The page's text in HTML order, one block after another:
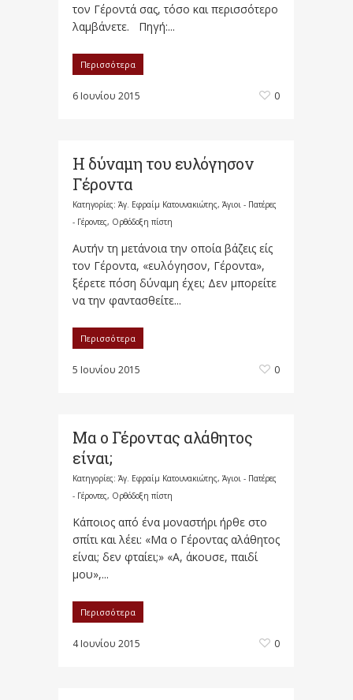
τον Γέροντά σας, τόσο και περισσότερο
λαμβάνετε. Πηγή:...
Περισσότερα
6 Ιουνίου 2015 0
Η δύναμη του ευλόγησον
Γέροντα
Κατηγορίες: Άγ. Εφραίμ Κατουνακιώτης, Άγιοι - Πατέρες
- Γέροντες, Ορθόδοξη πίστη
Αυτήν τη μετάνοια την οποία βάζεις είς
τον Γέροντα, «ευλόγησον, Γέροντα»,
ξέρετε πόση δύναμη έχει; Δεν μπορείτε
να την φαντασθείτε...
Περισσότερα
5 Ιουνίου 2015 0
Μα ο Γέροντας αλάθητος
είναι;
Κατηγορίες: Άγ. Εφραίμ Κατουνακιώτης, Άγιοι - Πατέρες
- Γέροντες, Ορθόδοξη πίστη
Κάποιος από ένα μοναστήρι ήρθε στο
σπίτι και λέει: «Μα ο Γέροντας αλάθητος
είναι; δεν φταίει;» «Α, άκουσε, παιδί
μου»,...
Περισσότερα
4 Ιουνίου 2015 0